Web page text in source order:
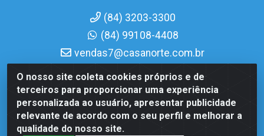
O nosso site coleta cookies próprios e de
terceiros para proporcionar uma experiência
personalizada ao usuário, apresentar publicidade
relevante de acordo com o seu perfil e melhorar a
qualidade do nosso site.
(84) 3203-3300
(84) 99108-4408
vendas7@casanorte.com.br
Casa Norte LTDA - Av. Interventor Mário Câmara, 1815 -
Dix-Sept Rosado, Natal/RN - CEP 59054-600 - CNPJ
08.713.513/0001-51